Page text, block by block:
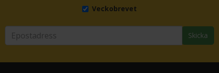
Veckobrevet
Skicka